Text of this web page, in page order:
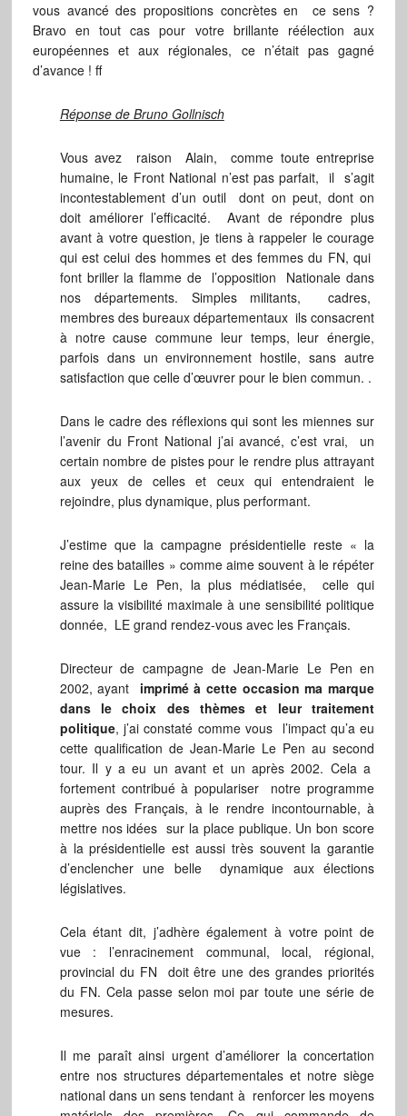
vous avancé des propositions concrètes en ce sens ?
Bravo en tout cas pour votre brillante réélection aux
européennes et aux régionales, ce n’était pas gagné
d’avance ! ff
Réponse de Bruno Gollnisch
Vous avez raison Alain, comme toute entreprise
humaine, le Front National n’est pas parfait, il s’agit
incontestablement d’un outil dont on peut, dont on
doit améliorer l’efficacité. Avant de répondre plus
avant à votre question, je tiens à rappeler le courage
qui est celui des hommes et des femmes du FN, qui
font briller la flamme de l’opposition Nationale dans
nos départements. Simples militants, cadres,
membres des bureaux départementaux ils consacrent
à notre cause commune leur temps, leur énergie,
parfois dans un environnement hostile, sans autre
satisfaction que celle d’œuvrer pour le bien commun. .
Dans le cadre des réflexions qui sont les miennes sur
l’avenir du Front National j’ai avancé, c’est vrai, un
certain nombre de pistes pour le rendre plus attrayant
aux yeux de celles et ceux qui entendraient le
rejoindre, plus dynamique, plus performant.
J’estime que la campagne présidentielle reste « la
reine des batailles » comme aime souvent à le répéter
Jean-Marie Le Pen, la plus médiatisée, celle qui
assure la visibilité maximale à une sensibilité politique
donnée, LE grand rendez-vous avec les Français.
Directeur de campagne de Jean-Marie Le Pen en
2002, ayant imprimé à cette occasion ma marque
dans le choix des thèmes et leur traitement
politique, j’ai constaté comme vous l’impact qu’a eu
cette qualification de Jean-Marie Le Pen au second
tour. Il y a eu un avant et un après 2002. Cela a
fortement contribué à populariser notre programme
auprès des Français, à le rendre incontournable, à
mettre nos idées sur la place publique. Un bon score
à la présidentielle est aussi très souvent la garantie
d’enclencher une belle dynamique aux élections
législatives.
Cela étant dit, j’adhère également à votre point de
vue : l’enracinement communal, local, régional,
provincial du FN doit être une des grandes priorités
du FN. Cela passe selon moi par toute une série de
mesures.
Il me paraît ainsi urgent d’améliorer la concertation
entre nos structures départementales et notre siège
national dans un sens tendant à renforcer les moyens